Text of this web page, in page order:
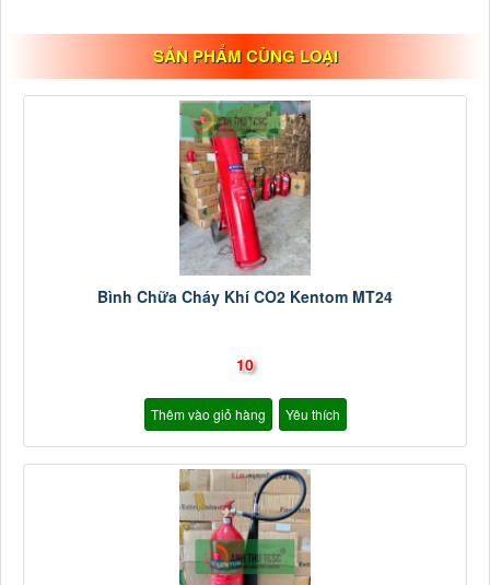
SẢN PHẨM CÙNG LOẠI
Bình Chữa Cháy Khí CO2 Kentom MT24
10
Thêm vào giỏ hàng Yêu thích